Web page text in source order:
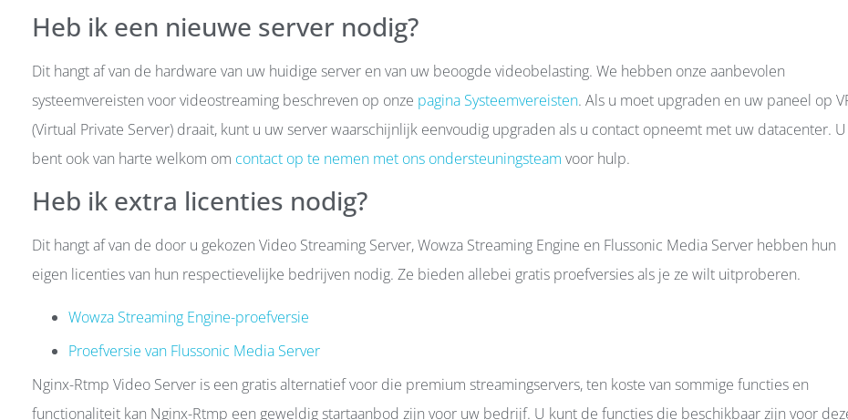
Heb ik een nieuwe server nodig?
Dit hangt af van de hardware van uw huidige server en van uw beoogde videobelasting. We hebben onze aanbevolen
systeemvereisten voor videostreaming beschreven op onze pagina Systeemvereisten. Als u moet upgraden en uw paneel op
(Virtual Private Server) draait, kunt u uw server waarschijnlijk eenvoudig upgraden als u contact opneemt met uw datacenter. U
bent ook van harte welkom om contact op te nemen met ons ondersteuningsteam voor hulp.
Heb ik extra licenties nodig?
Dit hangt af van de door u gekozen Video Streaming Server, Wowza Streaming Engine en Flussonic Media Server hebben hun
eigen licenties van hun respectievelijke bedrijven nodig. Ze bieden allebei gratis proefversies als je ze wilt uitproberen.
Wowza Streaming Engine-proefversie
Proefversie van Flussonic Media Server
Nginx-Rtmp Video Server is een gratis alternatief voor die premium streamingservers, ten koste van sommige functies en
functionaliteit kan Nginx-Rtmp een geweldig startaanbod zijn voor uw bedrijf. U kunt de functies die beschikbaar zijn voor